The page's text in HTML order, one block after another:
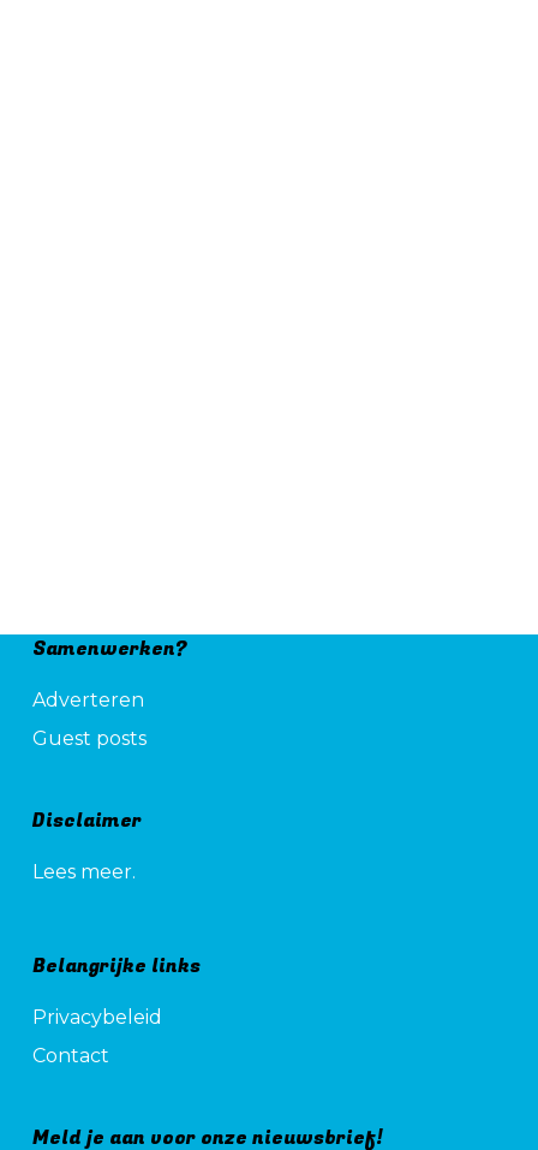
Samenwerken?
Adverteren
Guest posts
Disclaimer
Lees meer.
Belangrijke links
Privacybeleid
Contact
Meld je aan voor onze nieuwsbrief!